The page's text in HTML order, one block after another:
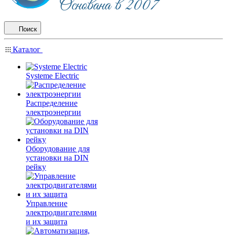
Поиск
Каталог
Systeme Electric
Распределение
электроэнергии
Оборудование для
установки на DIN
рейку
Управление
электродвигателями
и их защита